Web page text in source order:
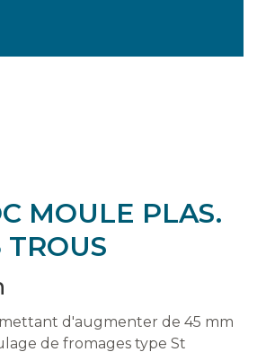
MOULE PLAS.
TROUS
d'augmenter de 45 mm
de fromages type St